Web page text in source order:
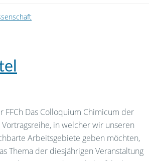
Das Colloquium Chimicum der
in welcher wir unseren
Arbeitsgebiete geben möchten,
Thema der diesjährigen Veranstaltung